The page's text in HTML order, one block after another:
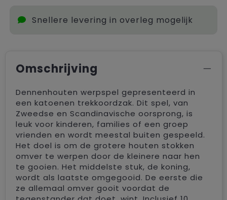
Snellere levering in overleg mogelijk
Omschrijving
Dennenhouten werpspel gepresenteerd in
een katoenen trekkoordzak. Dit spel, van
Zweedse en Scandinavische oorsprong, is
leuk voor kinderen, families of een groep
vrienden en wordt meestal buiten gespeeld.
Het doel is om de grotere houten stokken
omver te werpen door de kleinere naar hen
te gooien. Het middelste stuk, de koning,
wordt als laatste omgegooid. De eerste die
ze allemaal omver gooit voordat de